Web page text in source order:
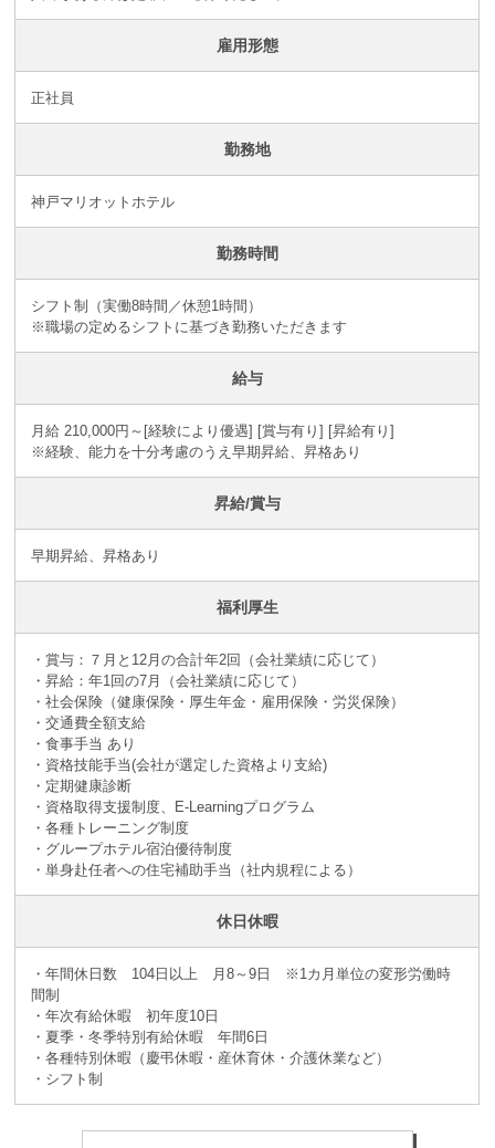
雇用形態
正社員
勤務地
神戸マリオットホテル
勤務時間
シフト制（実働8時間／休憩1時間）
※職場の定めるシフトに基づき勤務いただきます
給与
月給 210,000円～[経験により優遇] [賞与有り] [昇給有り]
※経験、能力を十分考慮のうえ早期昇給、昇格あり
昇給/賞与
早期昇給、昇格あり
福利厚生
・賞与：７月と12月の合計年2回（会社業績に応じて）
・昇給：年1回の7月（会社業績に応じて）
・社会保険（健康保険・厚生年金・雇用保険・労災保険）
・交通費全額支給
・食事手当 あり
・資格技能手当(会社が選定した資格より支給)
・定期健康診断
・資格取得支援制度、E-Learningプログラム
・各種トレーニング制度
・グループホテル宿泊優待制度
・単身赴任者への住宅補助手当（社内規程による）
休日休暇
・年間休日数 104日以上 月8～9日 ※1カ月単位の変形労働時
間制
・年次有給休暇 初年度10日
・夏季・冬季特別有給休暇 年間6日
・各種特別休暇（慶弔休暇・産休育休・介護休業など）
・シフト制